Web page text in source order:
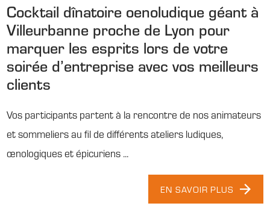
Cocktail dînatoire oenoludique géant à
Villeurbanne proche de Lyon pour
marquer les esprits lors de votre
soirée d’entreprise avec vos meilleurs
clients
Vos participants partent à la rencontre de nos animateurs
et sommeliers au fil de différents ateliers ludiques,
œnologiques et épicuriens ...
EN SAVOIR PLUS